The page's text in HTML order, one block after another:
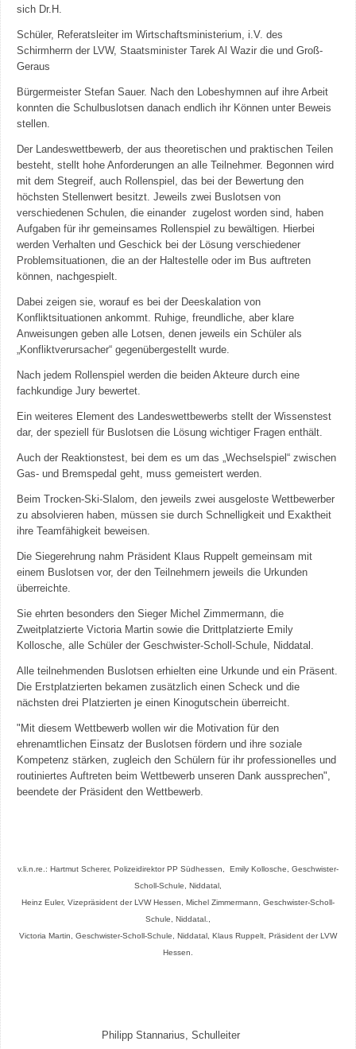
sich Dr.H.
Schüler, Referatsleiter im Wirtschaftsministerium, i.V. des
Schirmherrn der LVW, Staatsminister Tarek Al Wazir die und Groß-
Geraus
Bürgermeister Stefan Sauer. Nach den Lobeshymnen auf ihre Arbeit
konnten die Schulbuslotsen danach endlich ihr Können unter Beweis
stellen.
Der Landeswettbewerb, der aus theoretischen und praktischen Teilen
besteht, stellt hohe Anforderungen an alle Teilnehmer. Begonnen wird
mit dem Stegreif, auch Rollenspiel, das bei der Bewertung den
höchsten Stellenwert besitzt. Jeweils zwei Buslotsen von
verschiedenen Schulen, die einander zugelost worden sind, haben
Aufgaben für ihr gemeinsames Rollenspiel zu bewältigen. Hierbei
werden Verhalten und Geschick bei der Lösung verschiedener
Problemsituationen, die an der Haltestelle oder im Bus auftreten
können, nachgespielt.
Dabei zeigen sie, worauf es bei der Deeskalation von
Konfliktsituationen ankommt. Ruhige, freundliche, aber klare
Anweisungen geben alle Lotsen, denen jeweils ein Schüler als
„Konfliktverursacher“ gegenübergestellt wurde.
Nach jedem Rollenspiel werden die beiden Akteure durch eine
fachkundige Jury bewertet.
Ein weiteres Element des Landeswettbewerbs stellt der Wissenstest
dar, der speziell für Buslotsen die Lösung wichtiger Fragen enthält.
Auch der Reaktionstest, bei dem es um das „Wechselspiel“ zwischen
Gas- und Bremspedal geht, muss gemeistert werden.
Beim Trocken-Ski-Slalom, den jeweils zwei ausgeloste Wettbewerber
zu absolvieren haben, müssen sie durch Schnelligkeit und Exaktheit
ihre Teamfähigkeit beweisen.
Die Siegerehrung nahm Präsident Klaus Ruppelt gemeinsam mit
einem Buslotsen vor, der den Teilnehmern jeweils die Urkunden
überreichte.
Sie ehrten besonders den Sieger Michel Zimmermann, die
Zweitplatzierte Victoria Martin sowie die Drittplatzierte Emily
Kollosche, alle Schüler der Geschwister-Scholl-Schule, Niddatal.
Alle teilnehmenden Buslotsen erhielten eine Urkunde und ein Präsent.
Die Erstplatzierten bekamen zusätzlich einen Scheck und die
nächsten drei Platzierten je einen Kinogutschein überreicht.
"Mit diesem Wettbewerb wollen wir die Motivation für den
ehrenamtlichen Einsatz der Buslotsen fördern und ihre soziale
Kompetenz stärken, zugleich den Schülern für ihr professionelles und
routiniertes Auftreten beim Wettbewerb unseren Dank aussprechen",
beendete der Präsident den Wettbewerb.
v.li.n.re.: Hartmut Scherer, Polizeidirektor PP Südhessen, Emily Kollosche, Geschwister-
Scholl-Schule, Niddatal,
Heinz Euler, Vizepräsident der LVW Hessen, Michel Zimmermann, Geschwister-Scholl-
Schule, Niddatal.,
Victoria Martin, Geschwister-Scholl-Schule, Niddatal, Klaus Ruppelt, Präsident der LVW
Hessen.
Philipp Stannarius, Schulleiter